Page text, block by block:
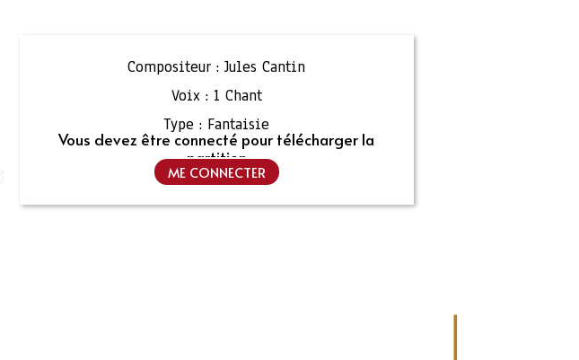
Compositeur : Jules Cantin
Voix : 1 Chant
Type : Fantaisie
Vous devez être connecté pour télécharger la
partition
ME CONNECTER